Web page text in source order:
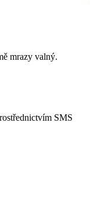
mrazy valný.
SMS